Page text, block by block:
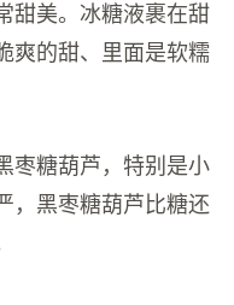
甜美。冰糖液裹在甜
爽的甜、里面是软糯
枣糖葫芦，特别是小
，黑枣糖葫芦比糖还